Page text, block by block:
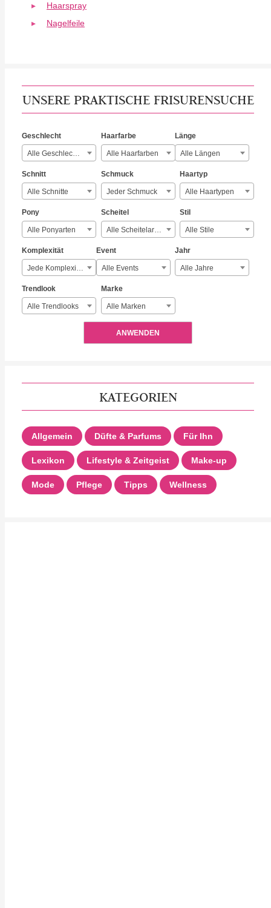
Haarspray
Nagelfeile
UNSERE PRAKTISCHE FRISURENSUCHE
Geschlecht
Alle Geschlechter
Haarfarbe
Alle Haarfarben
Länge
Alle Längen
Schnitt
Alle Schnitte
Schmuck
Jeder Schmuck
Haartyp
Alle Haartypen
Pony
Alle Ponyarten
Scheitel
Alle Scheitelarten
Stil
Alle Stile
Komplexität
Jede Komplexität
Event
Alle Events
Jahr
Alle Jahre
Trendlook
Alle Trendlooks
Marke
Alle Marken
ANWENDEN
KATEGORIEN
Allgemein Düfte & Parfums Für Ihn
Lexikon Lifestyle & Zeitgeist Make-up
Mode Pflege Tipps Wellness